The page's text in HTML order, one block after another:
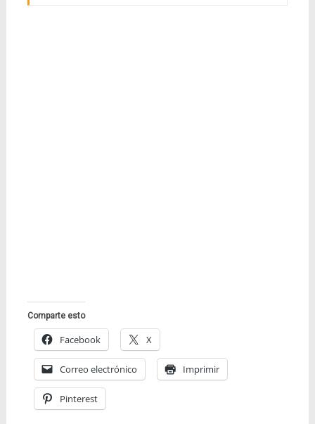
Comparte esto
Facebook X
Correo electrónico Imprimir
Pinterest